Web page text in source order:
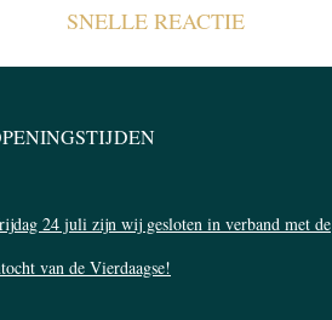
SNELLE REACTIE
24 juli zijn wij gesloten in verband met de
van de Vierdaagse!